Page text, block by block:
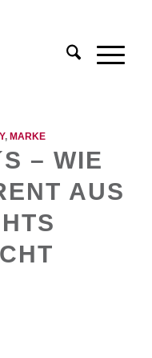
,MARKE
– WIE
AUS